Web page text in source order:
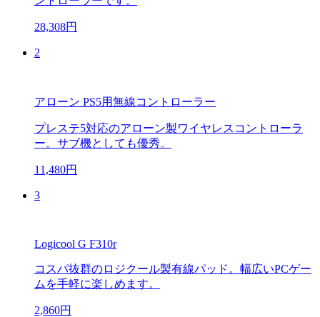
28,308円
2
アローン PS5用無線コントローラー
プレステ5対応のアローン製ワイヤレスコントローラ
ー。サブ機としても優秀。
11,480円
3
Logicool G F310r
コスパ抜群のロジクール製有線パッド。幅広いPCゲー
ムを手軽に楽しめます。
2,860円